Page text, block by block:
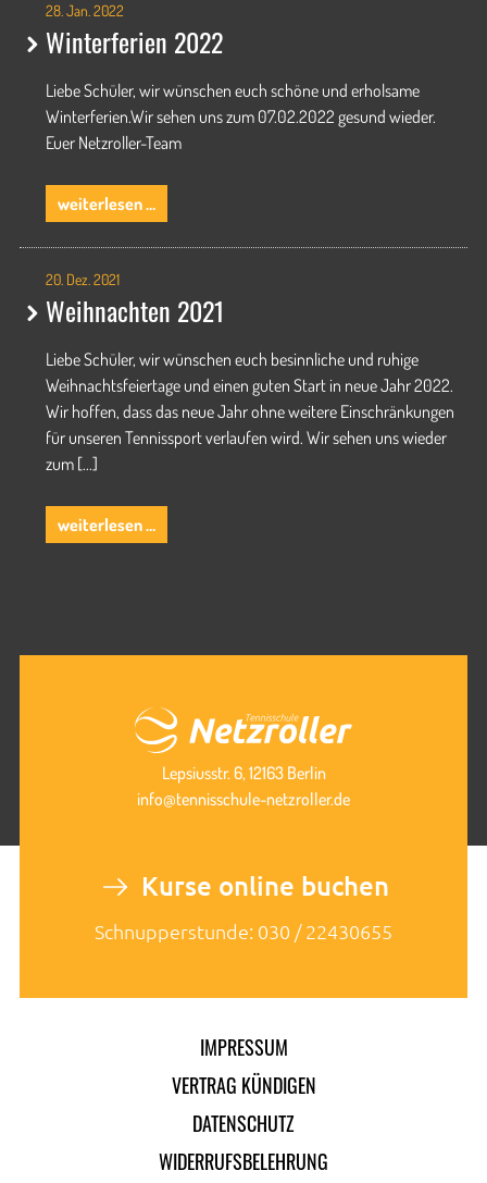
28. Jan. 2022
Winterferien 2022
Liebe Schüler, wir wünschen euch schöne und erholsame
Winterferien.Wir sehen uns zum 07.02.2022 gesund wieder.
Euer Netzroller-Team
weiterlesen …
2022
20. Dez. 2021
Weihnachten 2021
Liebe Schüler, wir wünschen euch besinnliche und ruhige
Weihnachtsfeiertage und einen guten Start in neue Jahr 2022.
Wir hoffen, dass das neue Jahr ohne weitere Einschränkungen
für unseren Tennissport verlaufen wird. Wir sehen uns wieder
zum [...]
weiterlesen …
2021
Lepsiusstr. 6, 12163 Berlin
info@tennisschule-netzroller.de
Kurse online buchen
Schnupperstunde: 030 / 22430655
IMPRESSUM
VERTRAG KÜNDIGEN
DATENSCHUTZ
WIDERRUFSBELEHRUNG